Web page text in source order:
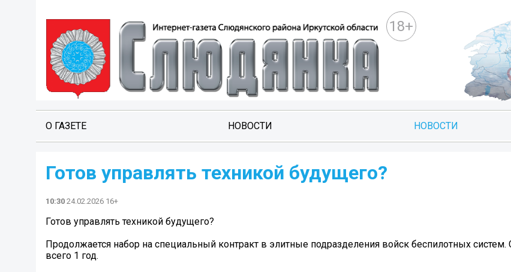
18+
О ГАЗЕТЕ НОВОСТИ НОВОСТИ
Готов управлять техникой будущего?
10:30 24.02.2026 16+
Готов управлять техникой будущего?
Продолжается набор на специальный контракт в элитные подразделения войск беспилотных
всего 1 год.